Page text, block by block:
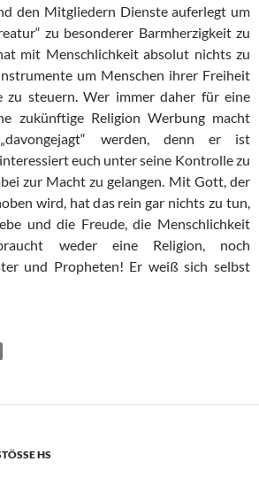
den Mitgliedern Dienste auferlegt um
zu besonderer Barmherzigkeit zu
mit Menschlichkeit absolut nichts zu
um Menschen ihrer Freiheit
zu steuern. Wer immer daher für eine
zukünftige Religion Werbung macht
werden, denn er ist
euch unter seine Kontrolle zu
zur Macht zu gelangen. Mit Gott, der
wird, hat das rein gar nichts zu tun,
und die Freude, die Menschlichkeit
weder eine Religion, noch
und Propheten! Er weiß sich selbst
HS